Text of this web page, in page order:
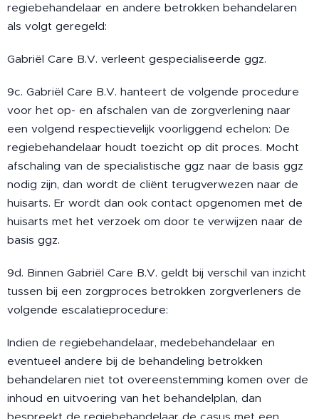
regiebehandelaar en andere betrokken behandelaren
als volgt geregeld:
Gabriël Care B.V. verleent gespecialiseerde ggz.
9c. Gabriël Care B.V. hanteert de volgende procedure
voor het op- en afschalen van de zorgverlening naar
een volgend respectievelijk voorliggend echelon: De
regiebehandelaar houdt toezicht op dit proces. Mocht
afschaling van de specialistische ggz naar de basis ggz
nodig zijn, dan wordt de cliënt terugverwezen naar de
huisarts. Er wordt dan ook contact opgenomen met de
huisarts met het verzoek om door te verwijzen naar de
basis ggz.
9d. Binnen Gabriël Care B.V. geldt bij verschil van inzicht
tussen bij een zorgproces betrokken zorgverleners de
volgende escalatieprocedure:
Indien de regiebehandelaar, medebehandelaar en
eventueel andere bij de behandeling betrokken
behandelaren niet tot overeenstemming komen over de
inhoud en uitvoering van het behandelplan, dan